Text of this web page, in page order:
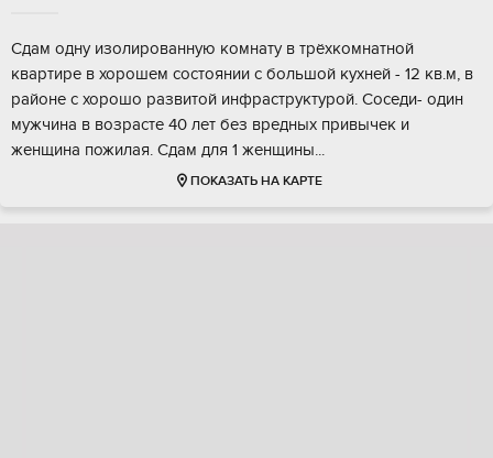
Сдам одну изолированную комнату в трёхкомнатной
квартире в хорошем состоянии с большой кухней - 12 кв.м, в
районе с хорошо развитой инфраструктурой. Соседи- один
мужчина в возрасте 40 лет без вредных привычек и
женщина пожилая. Сдам для 1 женщины...
ПОКАЗАТЬ НА КАРТЕ